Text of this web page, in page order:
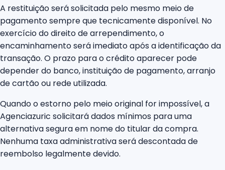
A restituição será solicitada pelo mesmo meio de
pagamento sempre que tecnicamente disponível. No
exercício do direito de arrependimento, o
encaminhamento será imediato após a identificação da
transação. O prazo para o crédito aparecer pode
depender do banco, instituição de pagamento, arranjo
de cartão ou rede utilizada.
Quando o estorno pelo meio original for impossível, a
Agenciazuric solicitará dados mínimos para uma
alternativa segura em nome do titular da compra.
Nenhuma taxa administrativa será descontada de
reembolso legalmente devido.